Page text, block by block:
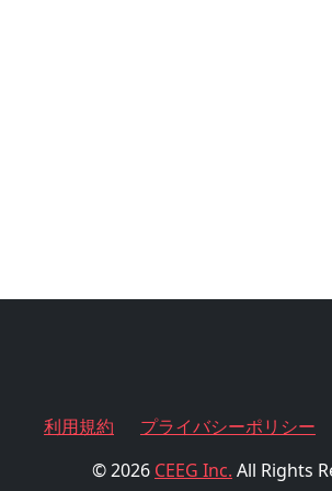
利用規約 プライバシーポリシー
© 2026 CEEG Inc. All Rights